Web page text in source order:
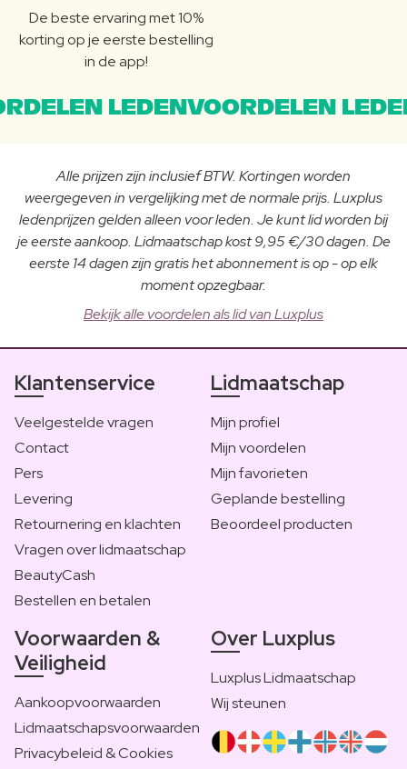
De beste ervaring met 10%
korting op je eerste bestelling
in de app!
LEDENVOORDELEN
Alle prijzen zijn inclusief BTW. Kortingen worden
weergegeven in vergelijking met de normale prijs. Luxplus
ledenprijzen gelden alleen voor leden. Je kunt lid worden bij
je eerste aankoop. Lidmaatschap kost 9,95 €/30 dagen. De
eerste 14 dagen zijn gratis het abonnement is op - op elk
moment opzegbaar.
Bekijk alle voordelen als lid van Luxplus
Klantenservice
Veelgestelde vragen
Contact
Pers
Levering
Retournering en klachten
Vragen over lidmaatschap
BeautyCash
Bestellen en betalen
Lidmaatschap
Mijn profiel
Mijn voordelen
Mijn favorieten
Geplande bestelling
Beoordeel producten
Voorwaarden &
Veiligheid
Aankoopvoorwaarden
Lidmaatschapsvoorwaarden
Privacybeleid & Cookies
Over Luxplus
Luxplus Lidmaatschap
Wij steunen